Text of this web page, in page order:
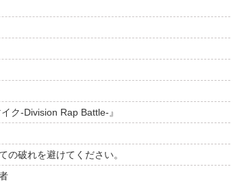
ク-Division Rap Battle-』
の破れを避けてください。